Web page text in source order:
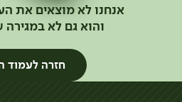
אנחנו לא מוצאים את
והוא גם לא
חזרה לעמוד